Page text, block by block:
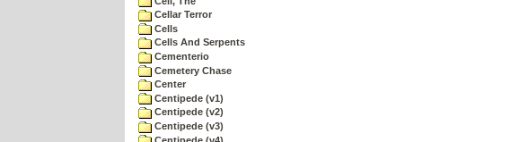
Cellar Terror
Cells
Cells And Serpents
Cementerio
Cemetery Chase
Center
Centipede (v1)
Centipede (v2)
Centipede (v3)
Centipede (v4)